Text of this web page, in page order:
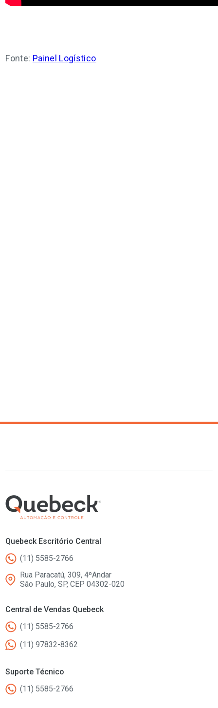
Fonte: Painel Logístico
Quebeck Escritório Central
(11) 5585-2766
Rua Paracatú, 309, 4ºAndar
São Paulo, SP, CEP 04302-020
Central de Vendas Quebeck
(11) 5585-2766
(11) 97832-8362
Suporte Técnico
(11) 5585-2766